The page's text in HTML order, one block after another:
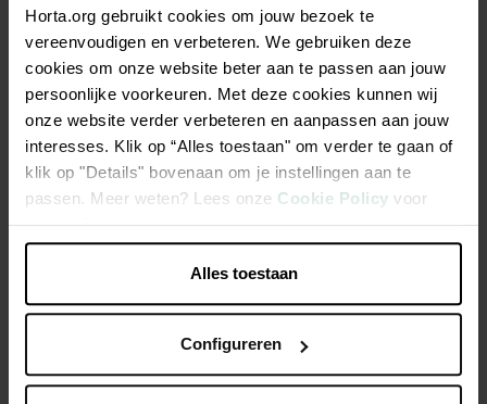
Horta.org gebruikt cookies om jouw bezoek te
vereenvoudigen en verbeteren. We gebruiken deze
cookies om onze website beter aan te passen aan jouw
persoonlijke voorkeuren. Met deze cookies kunnen wij
onze website verder verbeteren en aanpassen aan jouw
interesses. Klik op “Alles toestaan" om verder te gaan of
klik op "Details" bovenaan om je instellingen aan te
passen. Meer weten? Lees onze Cookie Policy voor
meer informatie.
Alles toestaan
Configureren
€ 56,55
Niet elke winkel heeft hetzelfde assortiment
Beschrijving